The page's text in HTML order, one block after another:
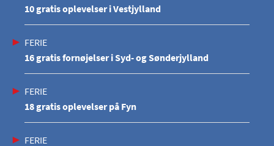
10 gratis oplevelser i Vestjylland
FERIE
16 gratis fornøjelser i Syd- og Sønderjylland
FERIE
18 gratis oplevelser på Fyn
FERIE